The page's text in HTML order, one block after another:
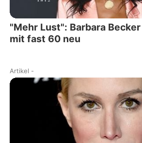
"Mehr Lust": Barbara
mit fast 60 neu
Artikel -